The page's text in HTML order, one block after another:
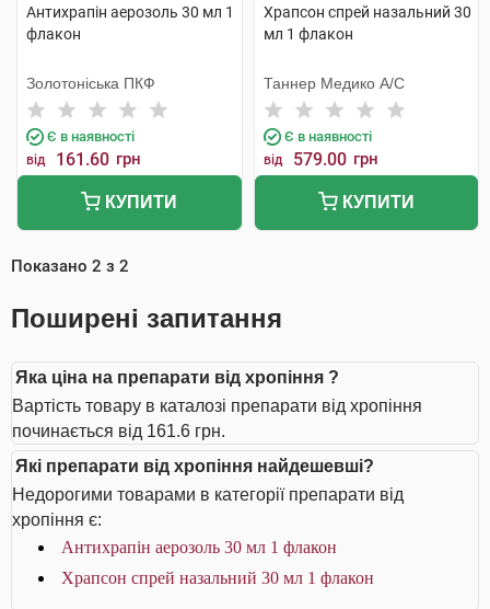
Антихрапін аерозоль 30 мл 1
флакон
Золотоніська ПКФ
Є в наявності
від 161.60 грн
КУПИТИ
Храпсон спрей назальний 30
мл 1 флакон
Таннер Медико А/С
Є в наявності
від 579.00 грн
КУПИТИ
Показано 2 з 2
Поширені запитання
Яка ціна на препарати від хропіння ?
Вартість товару в каталозі препарати від хропіння
починається від 161.6 грн.
Які препарати від хропіння найдешевші?
Недорогими товарами в категорії препарати від
хропіння є:
Антихрапін аерозоль 30 мл 1 флакон
Храпсон спрей назальний 30 мл 1 флакон